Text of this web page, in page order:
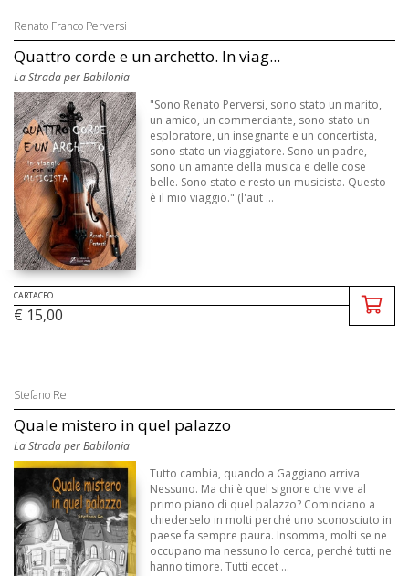
Renato Franco Perversi
Quattro corde e un archetto. In viag...
La Strada per Babilonia
"Sono Renato Perversi, sono stato un marito,
un amico, un commerciante, sono stato un
esploratore, un insegnante e un concertista,
sono stato un viaggiatore. Sono un padre,
sono un amante della musica e delle cose
belle. Sono stato e resto un musicista. Questo
è il mio viaggio." (l'aut ...
CARTACEO
€ 15,00
Stefano Re
Quale mistero in quel palazzo
La Strada per Babilonia
Tutto cambia, quando a Gaggiano arriva
Nessuno. Ma chi è quel signore che vive al
primo piano di quel palazzo? Cominciano a
chiederselo in molti perché uno sconosciuto in
paese fa sempre paura. Insomma, molti se ne
occupano ma nessuno lo cerca, perché tutti ne
hanno timore. Tutti eccet ...